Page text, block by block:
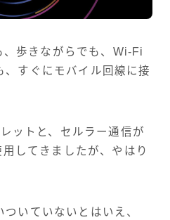
歩きながらでも、Wi-Fi
すぐにモバイル回線に接
ットと、セルラー通信が
してきましたが、やはり
いていないとはいえ、